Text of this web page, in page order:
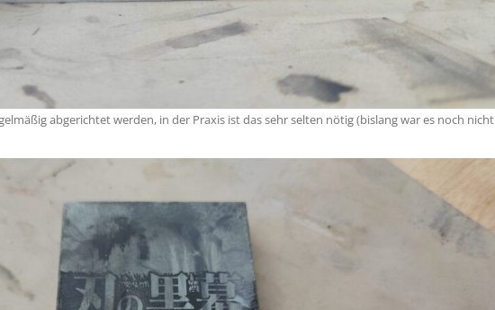
abgerichtet werden, in der Praxis ist das sehr selten nötig (bislang war es noch nicht